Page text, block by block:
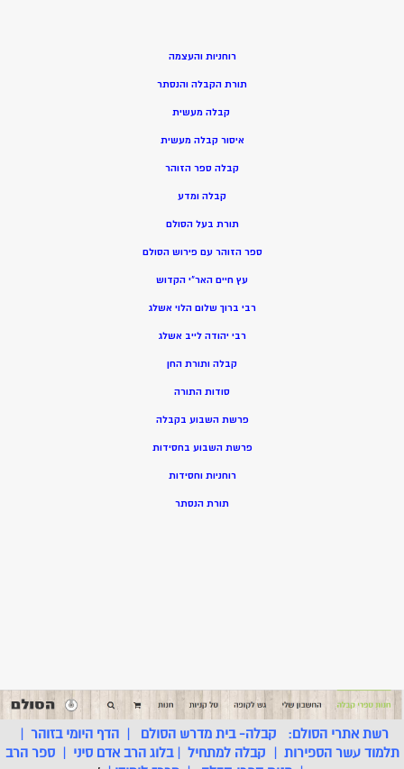
רוחניות והעצמה
תורת הקבלה והנסתר
קבלה מעשית
איסור קבלה מעשית
קבלה ספר הזוהר
קבלה ומדע
תורת בעל הסולם
ספר הזוהר עם פירוש הסולם
עץ חיים האר”י הקדוש
רבי ברוך שלום הלוי אשלג
רבי יהודה לייב אשלג
קבלה ותורת החן
סודות התורה
פרשת השבוע בקבלה
פרשת השבוע בחסידות
רוחניות וחסידות
תורת הנסתר
רשת אתרי הסולם: קבלה- בית מדרש הסולם |הדף היומי בזוהר |
תלמוד עשר הספירות | קבלה למתחיל |בלוג הרב אדם סיני |ספר הרב